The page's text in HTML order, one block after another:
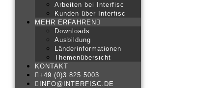
Arbeiten bei Interfisc
Kunden über Interfisc
MEHR ERFAHREN
Downloads
Ausbildung
Länderinformationen
Themenübersicht
KONTAKT
+49 (0)3 825 5003
INFO@INTERFISC.DE